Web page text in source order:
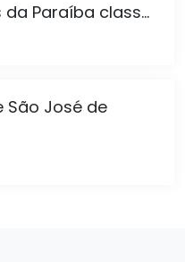
da Paraíba class...
São José de